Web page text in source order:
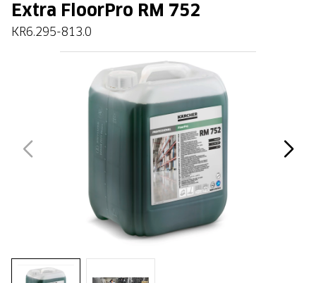
Extra FloorPro RM 752
KR6.295-813.0